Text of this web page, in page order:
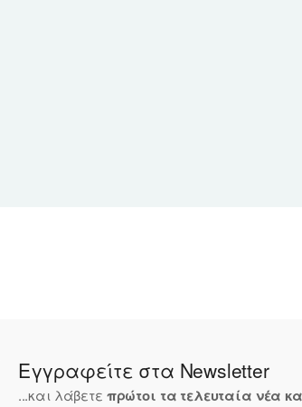
Εγγραφείτε στα Newsletter
...και λάβετε πρώτοι τα τελευταία νέα